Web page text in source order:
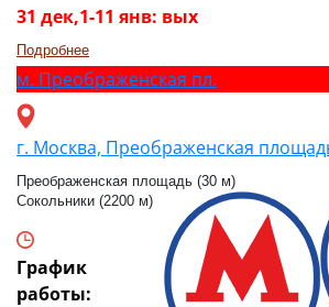
31 дек,1-11 янв: вых
Подробнее
м. Преображенская пл.
г. Москва, Преображенская
Преображенская площадь (30 м)
Сокольники (2200 м)
График
работы: